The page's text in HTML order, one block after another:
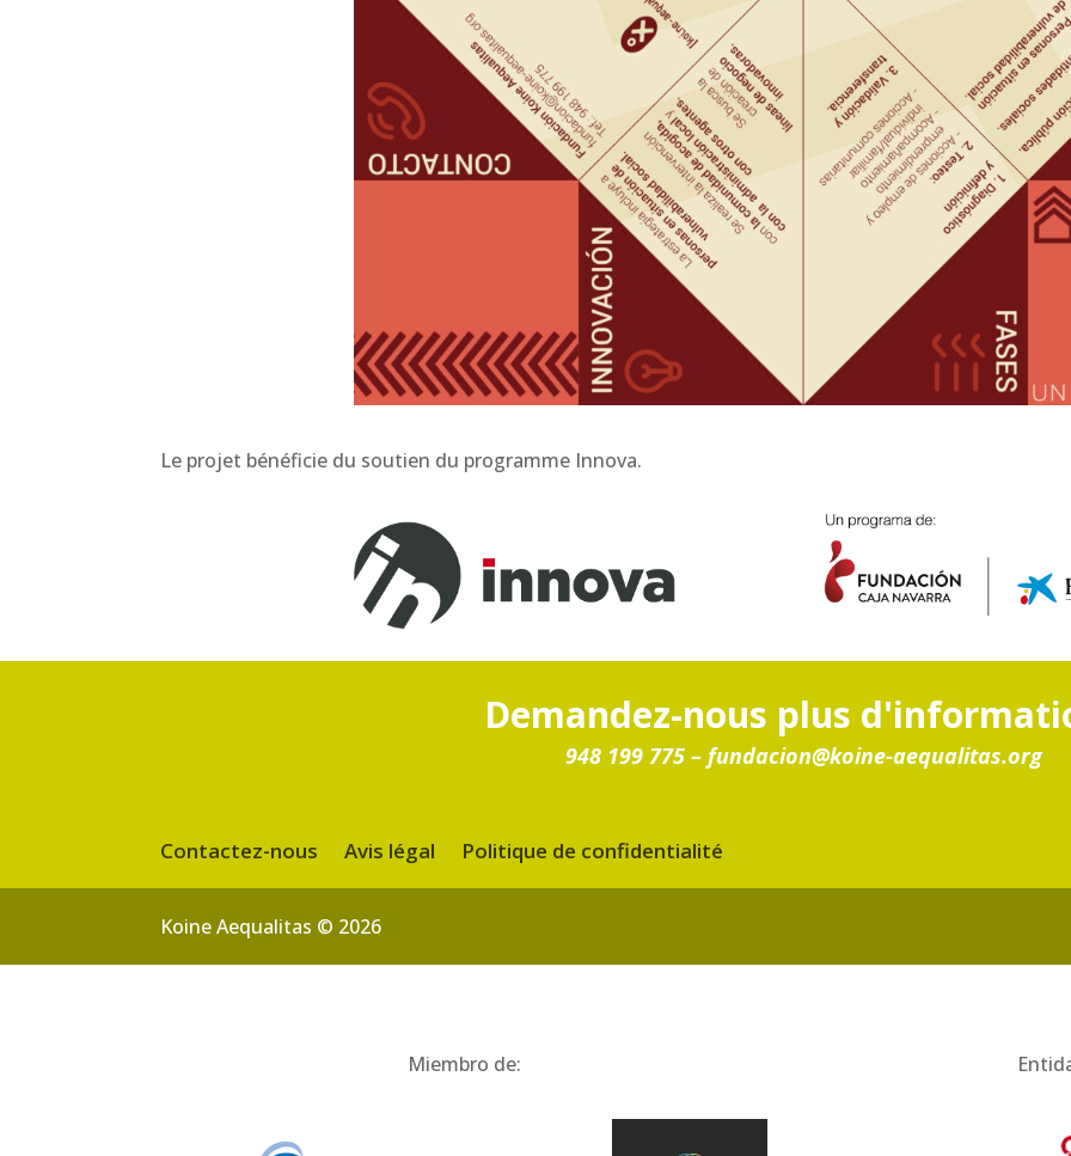
Le projet bénéficie du soutien du programme Innova.
Demandez-nous plus
948 199 775 – fundacion@koine-aequalitas.org
Contactez-nous Avis légal Politique de confidentialité
Koine Aequalitas © 2026
Miembro de: